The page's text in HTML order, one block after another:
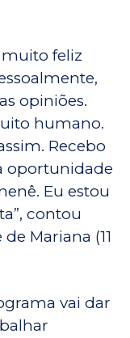
muito feliz
opiniões.
humano.
Recebo
oportunidade
Eu estou
contou
Mariana (11
vai dar